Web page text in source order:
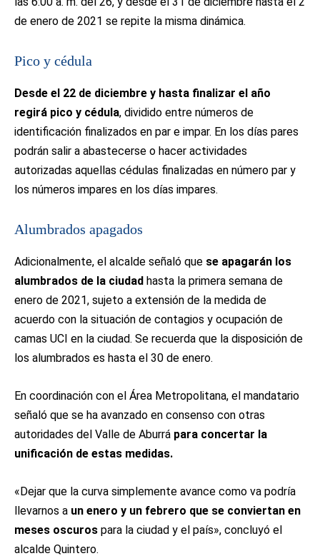
de enero de 2021 se repite la misma dinámica.
Pico y cédula
Desde el 22 de diciembre y hasta finalizar el año
regirá pico y cédula, dividido entre números de
identificación finalizados en par e impar. En los días pares
podrán salir a abastecerse o hacer actividades
autorizadas aquellas cédulas finalizadas en número par y
los números impares en los días impares.
Alumbrados apagados
Adicionalmente, el alcalde señaló que se apagarán los
alumbrados de la ciudad hasta la primera semana de
enero de 2021, sujeto a extensión de la medida de
acuerdo con la situación de contagios y ocupación de
camas UCI en la ciudad. Se recuerda que la disposición de
los alumbrados es hasta el 30 de enero.
En coordinación con el Área Metropolitana, el mandatario
señaló que se ha avanzado en consenso con otras
autoridades del Valle de Aburrá para concertar la
unificación de estas medidas.
«Dejar que la curva simplemente avance como va podría
llevarnos a un enero y un febrero que se conviertan en
meses oscuros para la ciudad y el país», concluyó el
alcalde Quintero.